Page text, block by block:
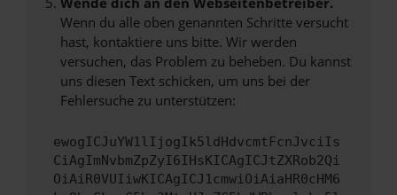
Wenn du alle oben genannten Schritte versucht
hast, kontaktiere uns bitte. Wir werden
versuchen, das Problem zu beheben. Du kannst
uns diesen Text schicken, um uns bei der
Fehlersuche zu unterstützen:
ewogICJuYW1lIjogIk5ldHdvcmtFcnJvciIs
CiAgImNvbmZpZyI6IHsKICAgICJtZXRob2Qi
OiAiR0VUIiwKICAgICJ1cmwiOiAiaHR0cHM6